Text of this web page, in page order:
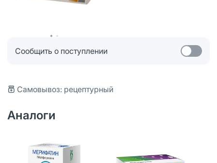
Сообщить о поступлении
Самовывоз: рецептурный
Аналоги